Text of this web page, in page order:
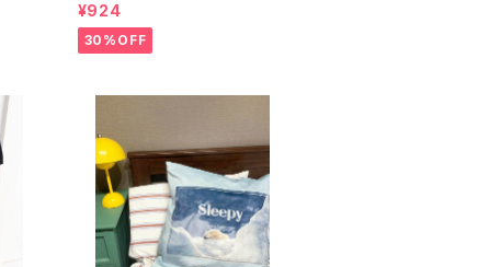
¥924
30%OFF